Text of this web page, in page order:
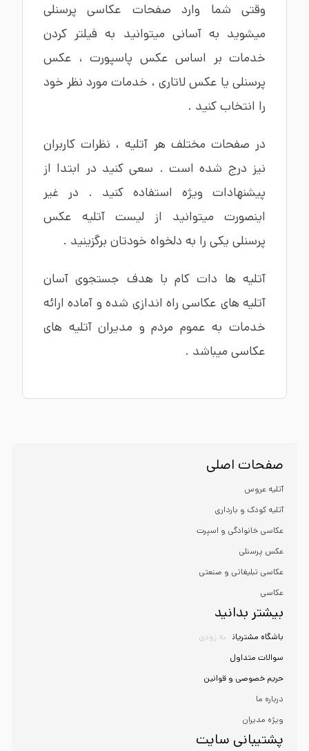
وقتی شما وارد صفحات عکاسی پرسنلی
میشوید به آسانی میتوانید به فیلتر کردن
خدمات بر اساس عکس پاسپورت ، عکس
پرسنلی یا عکس لاتاری ، خدمات مورد نظر خود
را انتخاب کنید .
در صفحات مختلف هر آتلیه ، نظرات کاربران
نیز درج شده است . سعی کنید در ابتدا از
پیشنهادات ویژه استفاده کنید . در غیر
اینصورت میتوانید از لیست آتلیه عکس
پرسنلی یکی را به دلخواه خودتان برگزینید .
آتلیه ها دات کام با هدف جستجوی آسان
آتلیه های عکاسی راه اندازی شده و آماده ارائه
خدمات به عموم مردم و مدیران آتلیه های
عکاسی میباشد .
صفحات اصلی
آتلیه عروس
آتلیه کودک و بارداری
عکاسی خانوادگی و اسپرت
عکس پرسنلی
عکاسی تبلیغاتی و صنعتی
عکاسی
بیشتر بدانید
باشگاه مشتریان به زودی
سوالات متداول
حریم خصوصی و قوانین
درباره ما
ویژه مدیران
پشتیبانی سایت